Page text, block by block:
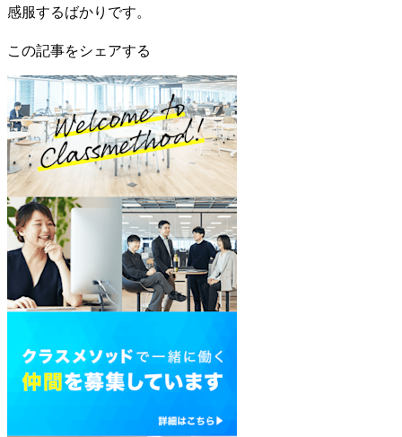
感服するばかりです。
この記事をシェアする